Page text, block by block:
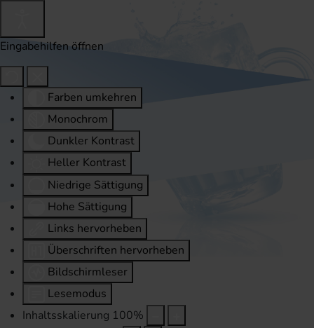
Eingabehilfen öffnen
Farben umkehren
Monochrom
Dunkler Kontrast
Heller Kontrast
Niedrige Sättigung
Hohe Sättigung
Links hervorheben
Überschriften hervorheben
Bildschirmleser
Lesemodus
Inhaltsskalierung 100%